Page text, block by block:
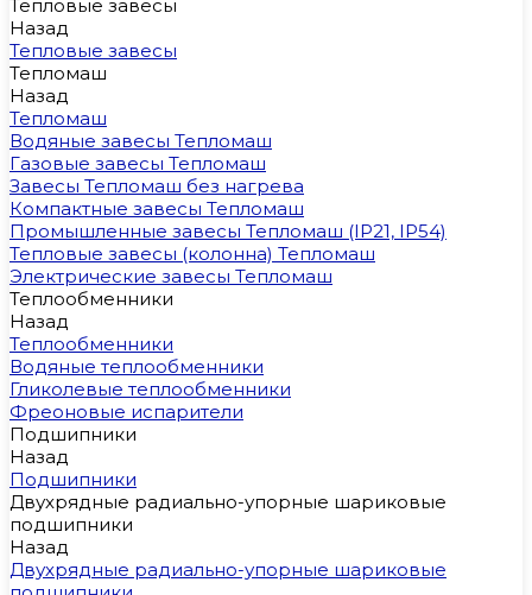
Тепловые завесы
Назад
Тепловые завесы
Тепломаш
Назад
Тепломаш
Водяные завесы Тепломаш
Газовые завесы Тепломаш
Завесы Тепломаш без нагрева
Компактные завесы Тепломаш
Промышленные завесы Тепломаш (IP21, IP54)
Тепловые завесы (колонна) Тепломаш
Электрические завесы Тепломаш
Теплообменники
Назад
Теплообменники
Водяные теплообменники
Гликолевые теплообменники
Фреоновые испарители
Подшипники
Назад
Подшипники
Двухрядные радиально-упорные шариковые
подшипники
Назад
Двухрядные радиально-упорные шариковые